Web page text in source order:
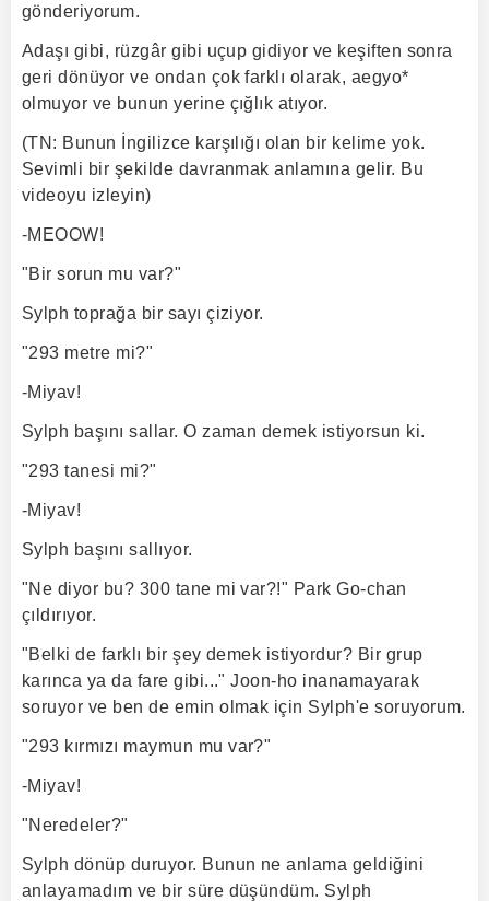
gönderiyorum.
Adaşı gibi, rüzgâr gibi uçup gidiyor ve keşiften sonra
geri dönüyor ve ondan çok farklı olarak, aegyo*
olmuyor ve bunun yerine çığlık atıyor.
(TN: Bunun İngilizce karşılığı olan bir kelime yok.
Sevimli bir şekilde davranmak anlamına gelir. Bu
videoyu izleyin)
-MEOOW!
"Bir sorun mu var?"
Sylph toprağa bir sayı çiziyor.
"293 metre mi?"
-Miyav!
Sylph başını sallar. O zaman demek istiyorsun ki.
"293 tanesi mi?"
-Miyav!
Sylph başını sallıyor.
"Ne diyor bu? 300 tane mi var?!" Park Go-chan
çıldırıyor.
"Belki de farklı bir şey demek istiyordur? Bir grup
karınca ya da fare gibi..." Joon-ho inanamayarak
soruyor ve ben de emin olmak için Sylph'e soruyorum.
"293 kırmızı maymun mu var?"
-Miyav!
"Neredeler?"
Sylph dönüp duruyor. Bunun ne anlama geldiğini
anlayamadım ve bir süre düşündüm. Sylph